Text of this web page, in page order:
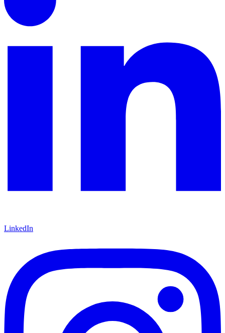
LinkedIn